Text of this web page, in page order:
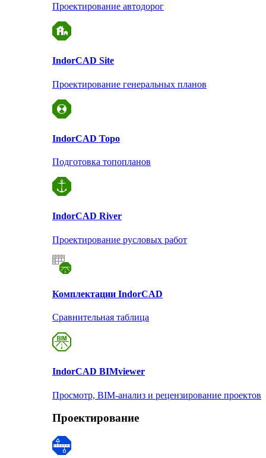
Проектирование автодорог
IndorCAD Site
Проектирование генеральных планов
IndorCAD Topo
Подготовка топопланов
IndorCAD River
Проектирование русловых работ
Комплектации IndorCAD
Сравнительная таблица
IndorCAD BIMviewer
Просмотр, BIM-анализ и рецензирование проектов
Проектирование